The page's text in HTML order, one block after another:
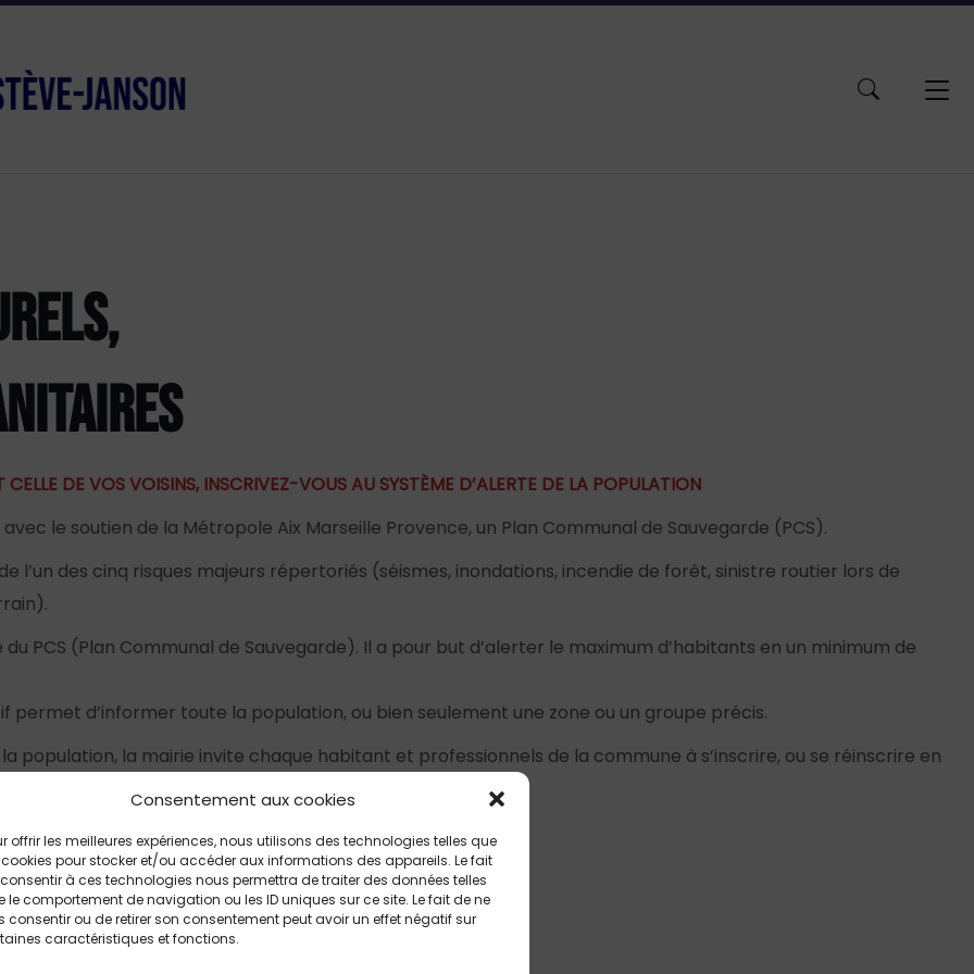
Consentement aux cookies
offrir les meilleures expériences, nous utilisons des technologies telles que
pour stocker et/ou accéder aux informations des appareils. Le fait
à ces technologies nous permettra de traiter des données telles
le comportement de navigation ou les ID uniques sur ce site. Le fait de ne
consentir ou de retirer son consentement peut avoir un effet négatif sur
caractéristiques et fonctions.
CELLE DE VOS VOISINS, INSCRIVEZ-VOUS AU SYSTÈME D’ALERTE DE LA POPULATION
le soutien de la Métropole Aix Marseille Provence, un Plan Communal de Sauvegarde (PCS).
l’un des cinq risques majeurs répertoriés (séismes, inondations, incendie de forêt, sinistre routier lors de
PCS (Plan Communal de Sauvegarde). Il a pour but d’alerter le maximum d’habitants en un minimum de
permet d’informer toute la population, ou bien seulement une zone ou un groupe précis.
population, la mairie invite chaque habitant et professionnels de la commune à s’inscrire, ou se réinscrire en